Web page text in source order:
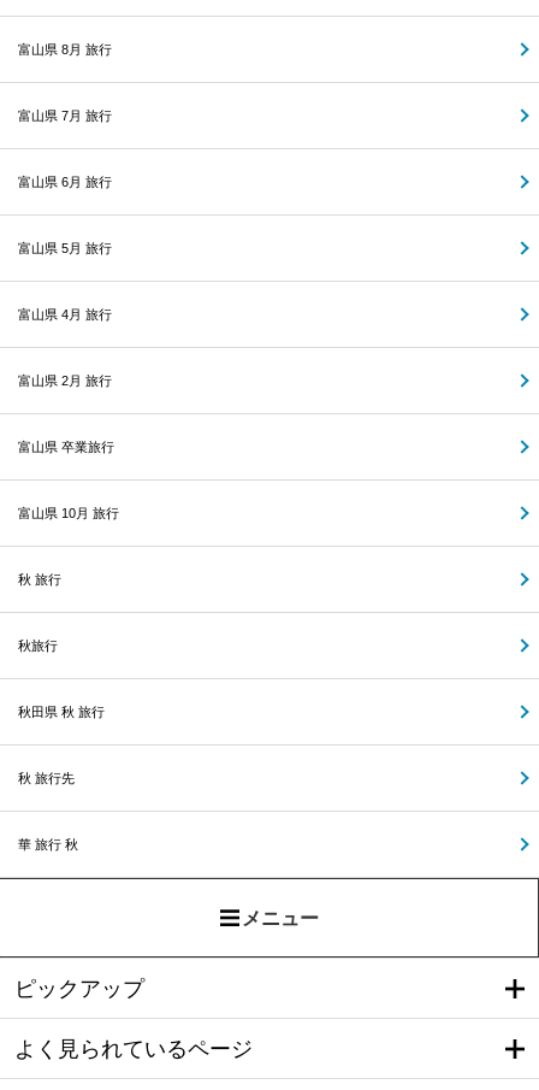
富山県 8月 旅行
富山県 7月 旅行
富山県 6月 旅行
富山県 5月 旅行
富山県 4月 旅行
富山県 2月 旅行
富山県 卒業旅行
富山県 10月 旅行
秋 旅行
秋旅行
秋田県 秋 旅行
秋 旅行先
華 旅行 秋
メニュー
ピックアップ
よく見られているページ